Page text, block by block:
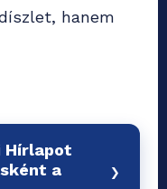
hanem
Hírlapot
a
›